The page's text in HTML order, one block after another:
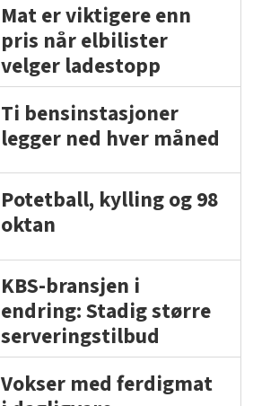
Mat er viktigere enn
pris når elbilister
velger ladestopp
Ti bensinstasjoner
legger ned hver måned
Potetball, kylling og 98
oktan
KBS-bransjen i
endring: Stadig større
serveringstilbud
Vokser med ferdigmat